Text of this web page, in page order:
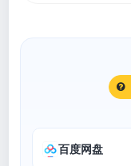
百度网盘